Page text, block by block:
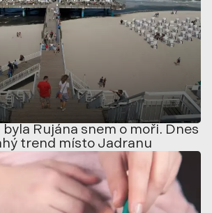
Rujána snem o moři. Dnes
trend místo Jadranu